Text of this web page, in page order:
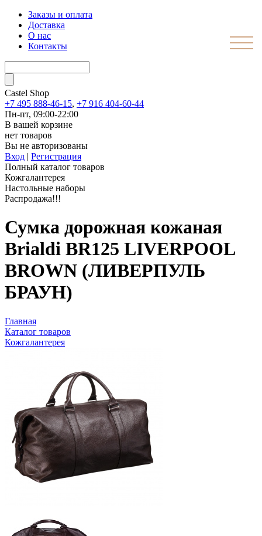
Заказы и оплата
Доставка
О нас
Контакты
Castel Shop
+7 495 888-46-15, +7 916 404-60-44
Пн-пт, 09:00-22:00
В вашей корзине
нет товаров
Вы не авторизованы
Вход | Регистрация
Полный каталог товаров
Кожгалантерея
Настольные наборы
Распродажа!!!
Сумка дорожная кожаная
Brialdi BR125 LIVERPOOL
BROWN (ЛИВЕРПУЛЬ
БРАУН)
Главная
Каталог товаров
Кожгалантерея